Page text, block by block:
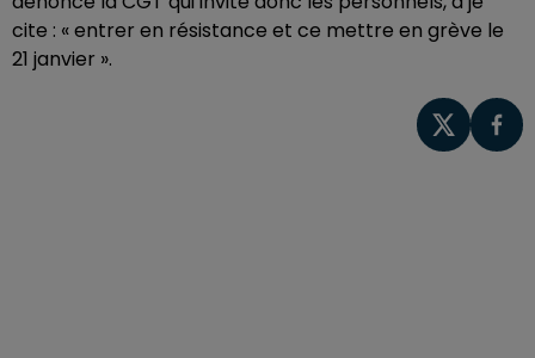
cite : « entrer en résistance et ce mettre en grève le
21 janvier ».